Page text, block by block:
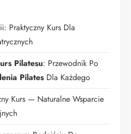
Praktyczny Kurs Dla
Pilatesu: Przewodnik Po
Pilates Dla Każdego
Kurs — Naturalne Wsparcie